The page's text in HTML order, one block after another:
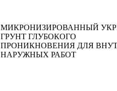
МИКРОНИЗИРОВАННЫЙ
ГРУНТ ГЛУБОКОГО
ПРОНИКНОВЕНИЯ ДЛЯ
НАРУЖНЫХ РАБОТ